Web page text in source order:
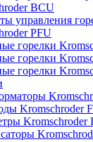
BCU
управления
PFU
горелки
горелки
горелки
Kromschroder
Kromschroder